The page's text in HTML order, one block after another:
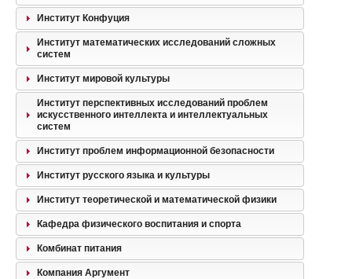
Институт Конфуция
Институт математических исследований сложных
систем
Институт мировой культуры
Институт перспективных исследований проблем
искусственного интеллекта и интеллектуальных
систем
Институт проблем информационной безопасности
Институт русского языка и культуры
Институт теоретической и математической физики
Кафедра физического воспитания и спорта
Комбинат питания
Компания Аргумент